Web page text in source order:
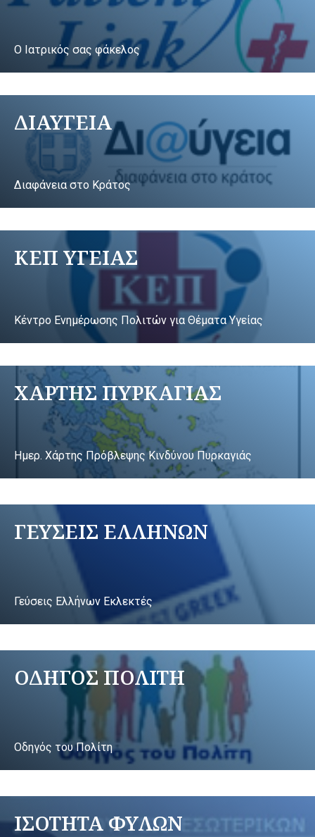
Ο Ιατρικός σας φάκελος
ΔΙΑΥΓΕΙΑ
Διαφάνεια στο Κράτος
ΚΕΠ ΥΓΕΙΑΣ
Κέντρο Ενημέρωσης Πολιτών για Θέματα Υγείας
ΧΑΡΤΗΣ ΠΥΡΚΑΓΙΑΣ
Ημερ. Χάρτης Πρόβλεψης Κινδύνου Πυρκαγιάς
ΓΕΥΣΕΙΣ ΕΛΛΗΝΩΝ
Γεύσεις Ελλήνων Εκλεκτές
ΟΔΗΓΟΣ ΠΟΛΙΤΗ
Οδηγός του Πολίτη
ΙΣΟΤΗΤΑ ΦΥΛΩΝ